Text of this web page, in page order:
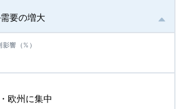
要の増大
欧州に集中